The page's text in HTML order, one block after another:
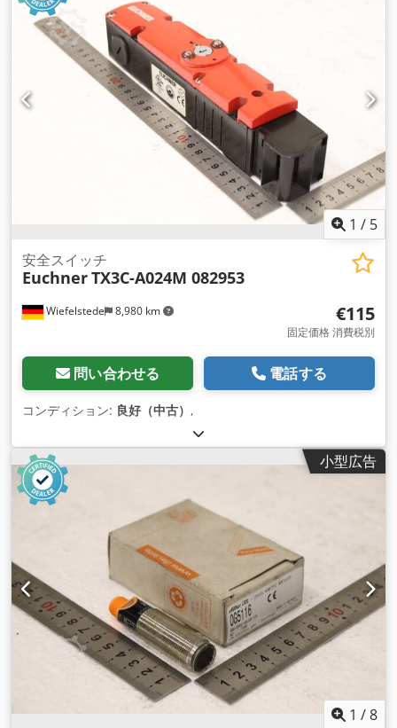
1 / 5
Wiefelstede 8,980 km
安全スイッチ
EuchnerTX3C-A024M 082953
€115
固定価格 消費税別
問い合わせる 電話する
コンディション: 良好（中古） ,
小型広告
1 /8